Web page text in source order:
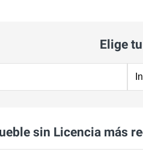
Elige
sin Licencia más